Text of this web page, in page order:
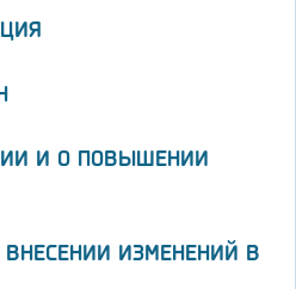
И О ПОВЫШЕНИИ
ИЗМЕНЕНИЙ В